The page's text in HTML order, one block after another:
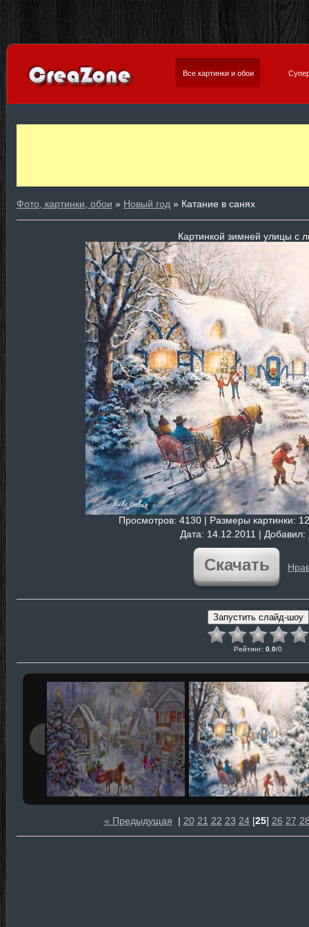
Все картинки и обои
Фото, картинки, обои » Новый год » Катание в санях
Картинкой зимней улицы с
Просмотров: 4130 | Размеры картинки:
Дата: 14.12.2011 | Добавил:
Скачать
Рейтинг: 0.0/0
« Предыдущая | 20 21 22 23 24[25] 26 27